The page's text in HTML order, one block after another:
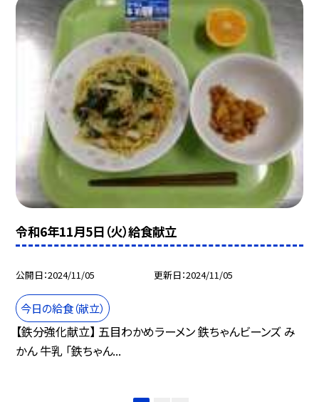
令和6年11月5日（火）給食献立
公開日 2024/11/05 更新日 2024/11/05
今日の給食（献立）
【鉄分強化献立】 五目わかめラーメン 鉄ちゃんビーンズ み
かん 牛乳 「鉄ちゃん...